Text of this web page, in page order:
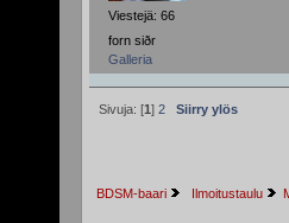
Viestejä: 66
forn siðr
Galleria
Sivuja: [1] 2 Siirry ylös
BDSM-baari Ilmoitustaulu